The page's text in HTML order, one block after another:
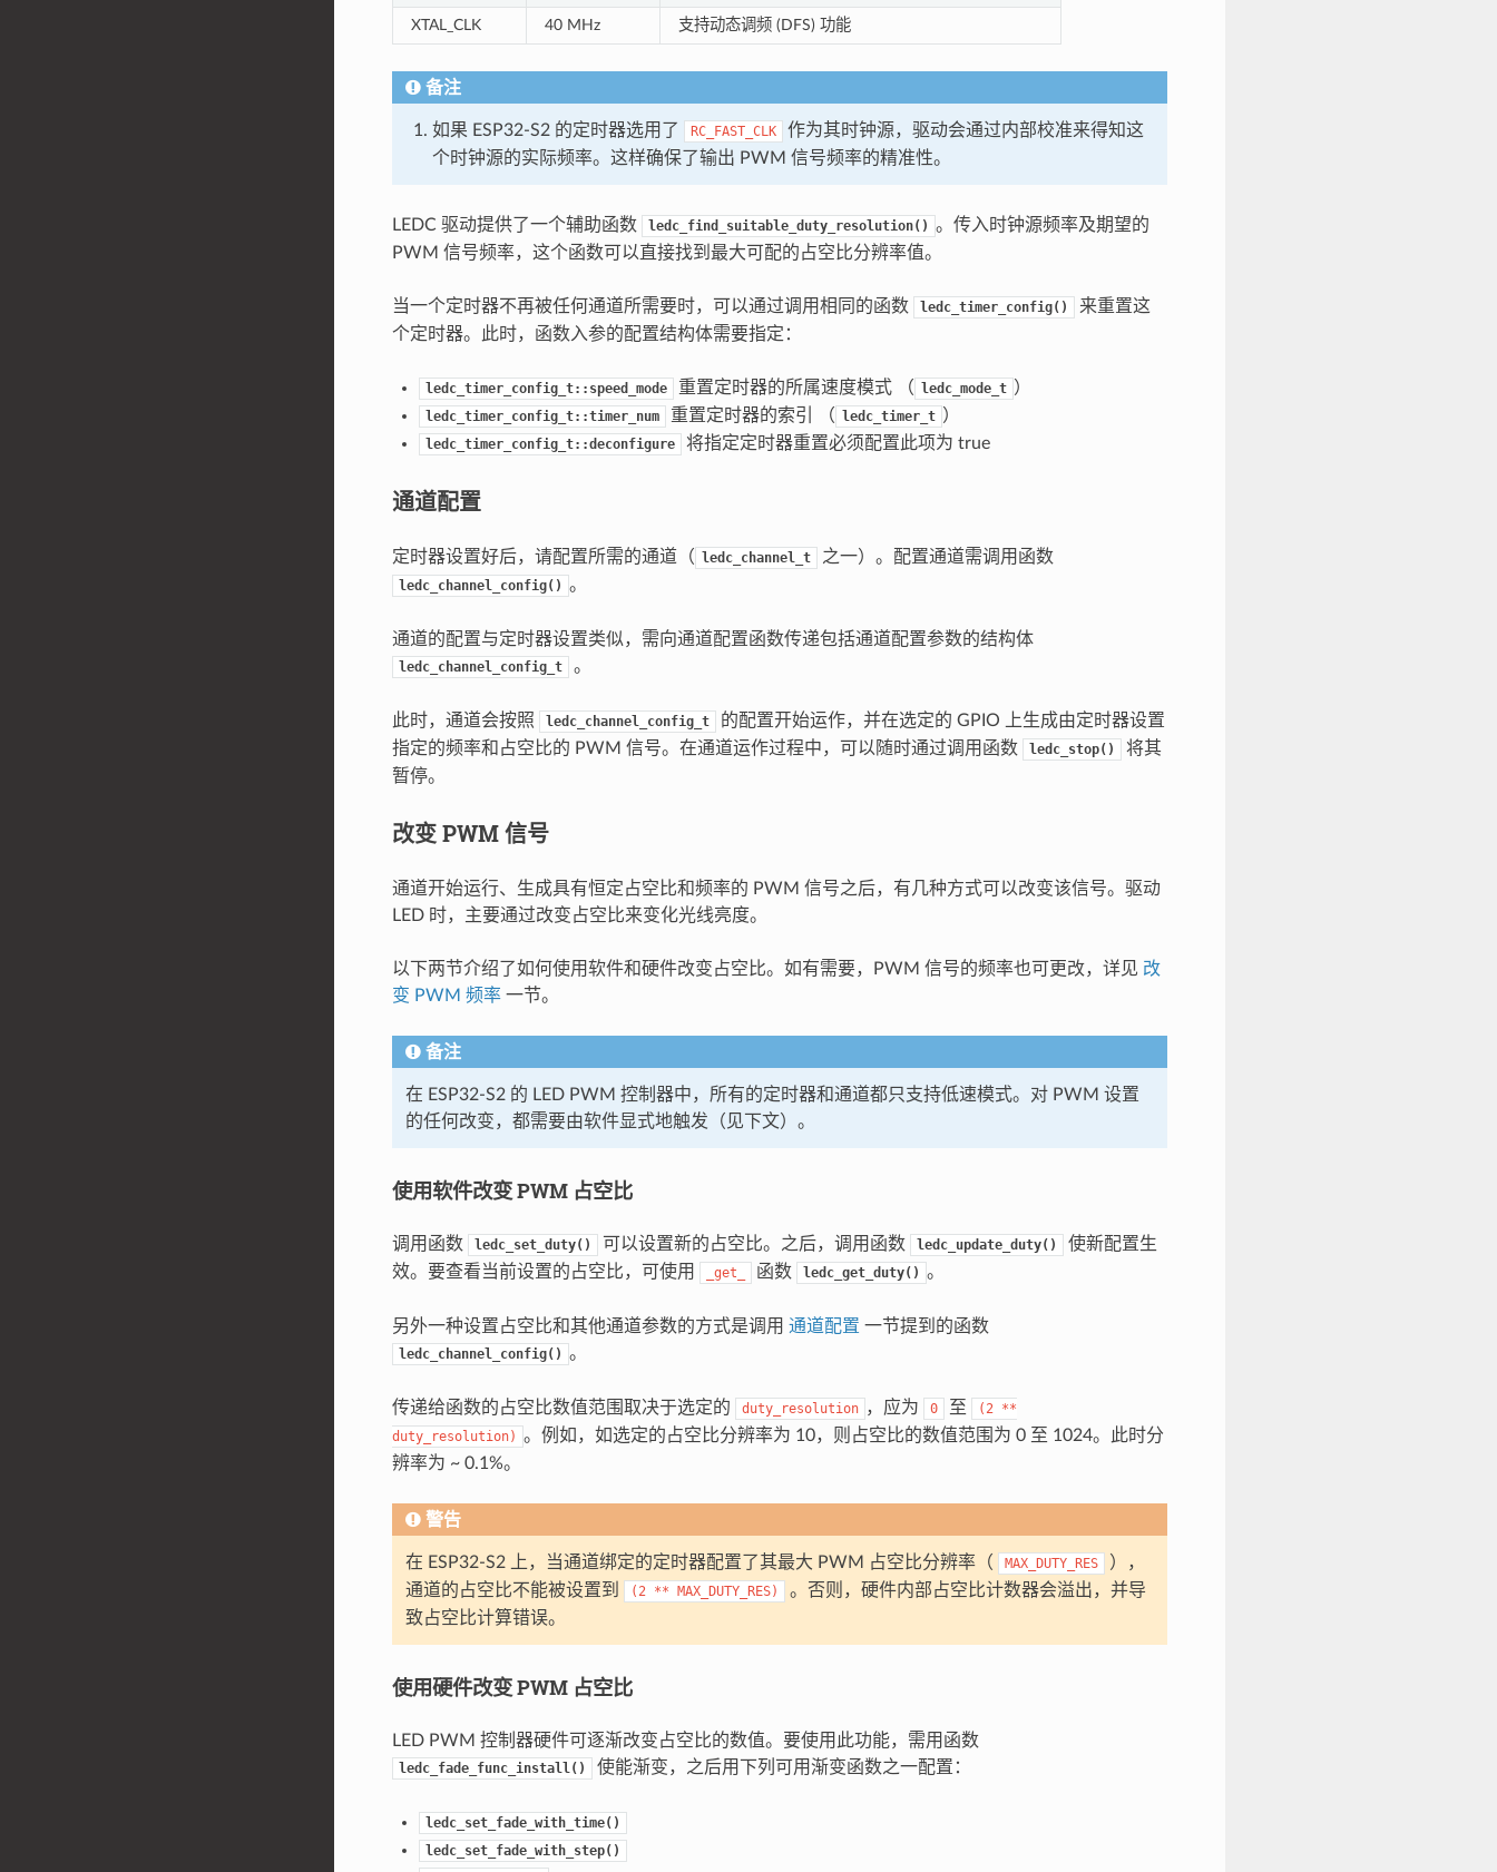
XTAL_CLK 40 MHz 支持动态调频 (DFS) 功能
备注
如果 ESP32-S2 的定时器选用了 RC_FAST_CLK
作为其时钟源，驱动会通过内部校准来得知这
个时钟源的实际频率。这样确保了输出 PWM 信号频率的精准性。
LEDC 驱动提供了一个辅助函数 ledc_find_suitable_duty_resolution() 。传入时钟源频率及期望的
PWM 信号频率，这个函数可以直接找到最大可配的占空比分辨率值。
当一个定时器不再被任何通道所需要时，可以通过调用相同的函数 ledc_timer_config()
来重置这
个定时器。此时，函数入参的配置结构体需要指定：
ledc_timer_config_t::speed_mode 重置定时器的所属速度模式 （ ledc_mode_t ）
ledc_timer_config_t::timer_num 重置定时器的索引 （ ledc_timer_t ）
ledc_timer_config_t::deconfigure 将指定定时器重置必须配置此项为 true
通道配置
定时器设置好后，请配置所需的通道（ ledc_channel_t 之一）。配置通道需调用函数
ledc_channel_config() 。
通道的配置与定时器设置类似，需向通道配置函数传递包括通道配置参数的结构体
ledc_channel_config_t 。
此时，通道会按照 ledc_channel_config_t
的配置开始运作，并在选定的 GPIO 上生成由定时器设置
指定的频率和占空比的 PWM 信号。在通道运作过程中，可以随时通过调用函数
ledc_stop()
将其
暂停。
改变 PWM 信号
通道开始运行、生成具有恒定占空比和频率的 PWM 信号之后，有几种方式可以改变该信号。驱动
LED 时，主要通过改变占空比来变化光线亮度。
以下两节介绍了如何使用软件和硬件改变占空比。如有需要，PWM 信号的频率也可更改，详见 改
变 PWM 频率一节。
备注
在 ESP32-S2 的 LED PWM 控制器中，所有的定时器和通道都只支持低速模式。对 PWM 设置
的任何改变，都需要由软件显式地触发（见下文）。
使用软件改变 PWM 占空比
调用函数 ledc_set_duty() 可以设置新的占空比。之后，调用函数 ledc_update_duty()
使新配置生
效。要查看当前设置的占空比，可使用
_get_ 函数 ledc_get_duty() 。
另外一种设置占空比和其他通道参数的方式是调用 通道配置 一节提到的函数
ledc_channel_config() 。
传递给函数的占空比数值范围取决于选定的 duty_resolution ，应为 0 至 (2 **
duty_resolution) 。例如，如选定的占空比分辨率为 10，则占空比的数值范围为 0 至 1024。此时分
辨率为 ~ 0.1%。
警告
在 ESP32-S2 上，当通道绑定的定时器配置了其最大 PWM 占空比分辨率（ MAX_DUTY_RES
），
通道的占空比不能被设置到
(2 ** MAX_DUTY_RES)
。否则，硬件内部占空比计数器会溢出，并导
致占空比计算错误。
使用硬件改变 PWM 占空比
LED PWM 控制器硬件可逐渐改变占空比的数值。要使用此功能，需用函数
ledc_fade_func_install() 使能渐变，之后用下列可用渐变函数之一配置：
ledc_set_fade_with_time()
ledc_set_fade_with_step()